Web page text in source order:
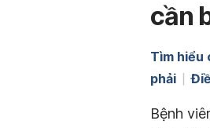
cần
Tìm hiểu
phải
Bệnh